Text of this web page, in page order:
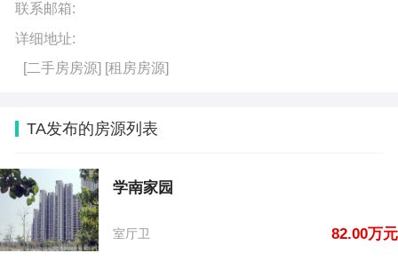
联系邮箱:
详细地址:
[二手房房源] [租房房源]
TA发布的房源列表
学南家园
室厅卫 82.00万元